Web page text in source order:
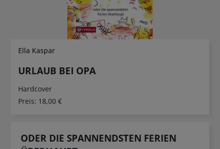
Ella Kaspar
URLAUB BEI OPA
Hardcover
Preis: 18,00 €
ODER DIE SPANNENDSTEN FERIEN